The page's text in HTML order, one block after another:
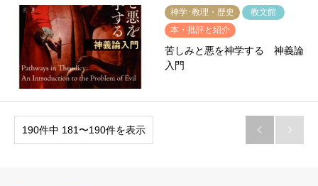
神学･教理・歴史
教文館
本・批評と紹介
苦しみと悪を神学する 神義論
入門
190件中 181〜190件を表示  